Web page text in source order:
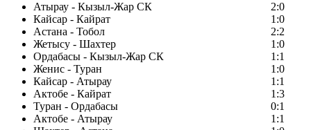
Атырау - Кызыл-Жар СК
2:0
Кайсар - Кайрат
1:0
Астана - Тобол
2:2
Жетысу - Шахтер
1:0
Ордабасы - Кызыл-Жар СК
1:1
Женис - Туран
1:0
Кайсар - Атырау
1:1
Актобе - Кайрат
1:3
Туран - Ордабасы
0:1
Актобе - Атырау
1:1